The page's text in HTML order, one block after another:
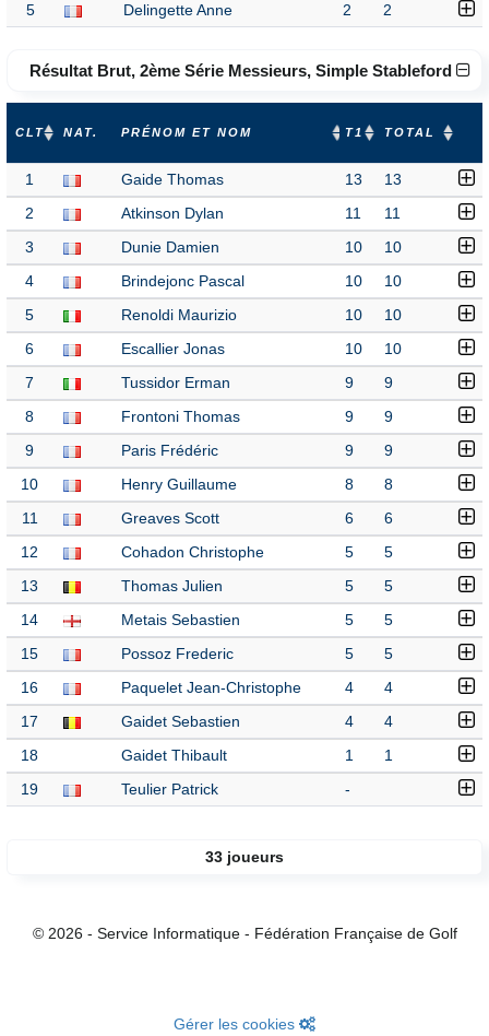
5 Delingette Anne 2 2
Résultat Brut, 2ème Série Messieurs, Simple Stableford
CLT NAT. PRÉNOM ET NOM T1 TOTAL
1 Gaide Thomas 13 13
2 Atkinson Dylan 11 11
3 Dunie Damien 10 10
4 Brindejonc Pascal 10 10
5 Renoldi Maurizio 10 10
6 Escallier Jonas 10 10
7 Tussidor Erman 9 9
8 Frontoni Thomas 9 9
9 Paris Frédéric 9 9
10 Henry Guillaume 8 8
11 Greaves Scott 6 6
12 Cohadon Christophe 5 5
13 Thomas Julien 5 5
14 Metais Sebastien 5 5
15 Possoz Frederic 5 5
16 Paquelet Jean-Christophe 4 4
17 Gaidet Sebastien 4 4
18 Gaidet Thibault 1 1
19 Teulier Patrick -
33 joueurs
© 2026 - Service Informatique - Fédération Française de Golf
Gérer les cookies